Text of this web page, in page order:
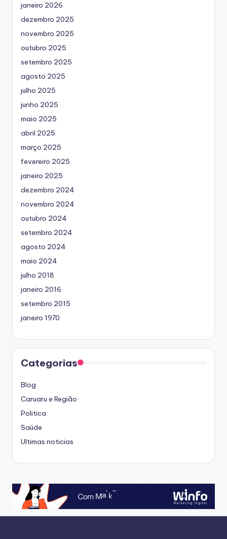
janeiro 2026
dezembro 2025
novembro 2025
outubro 2025
setembro 2025
agosto 2025
julho 2025
junho 2025
maio 2025
abril 2025
março 2025
fevereiro 2025
janeiro 2025
dezembro 2024
novembro 2024
outubro 2024
setembro 2024
agosto 2024
maio 2024
julho 2018
janeiro 2016
setembro 2015
janeiro 1970
Categorias
Blog
Caruaru e Região
Politica
Saúde
Ultimas noticias